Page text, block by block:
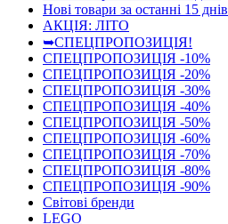
Нові товари за останнi 15 днiв
АКЦІЯ: ЛІТО
➥СПЕЦПРОПОЗИЦІЯ!
СПЕЦПРОПОЗИЦІЯ -10%
СПЕЦПРОПОЗИЦІЯ -20%
СПЕЦПРОПОЗИЦІЯ -30%
СПЕЦПРОПОЗИЦІЯ -40%
СПЕЦПРОПОЗИЦІЯ -50%
СПЕЦПРОПОЗИЦІЯ -60%
СПЕЦПРОПОЗИЦІЯ -70%
СПЕЦПРОПОЗИЦІЯ -80%
СПЕЦПРОПОЗИЦІЯ -90%
Світові бренди
LEGO